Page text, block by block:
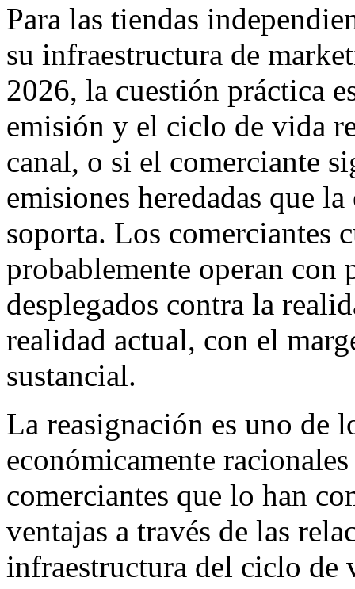
Para las tiendas
su infraestructura de
2026, la cuestión práctica
emisión y el ciclo de vida
canal, o si el comerciante
emisiones heredadas que
soporta. Los comerciantes
probablemente operan con
desplegados contra la
realidad actual, con el
sustancial.
La reasignación es uno de
económicamente
comerciantes que lo han
ventajas a través de las
infraestructura del ciclo de